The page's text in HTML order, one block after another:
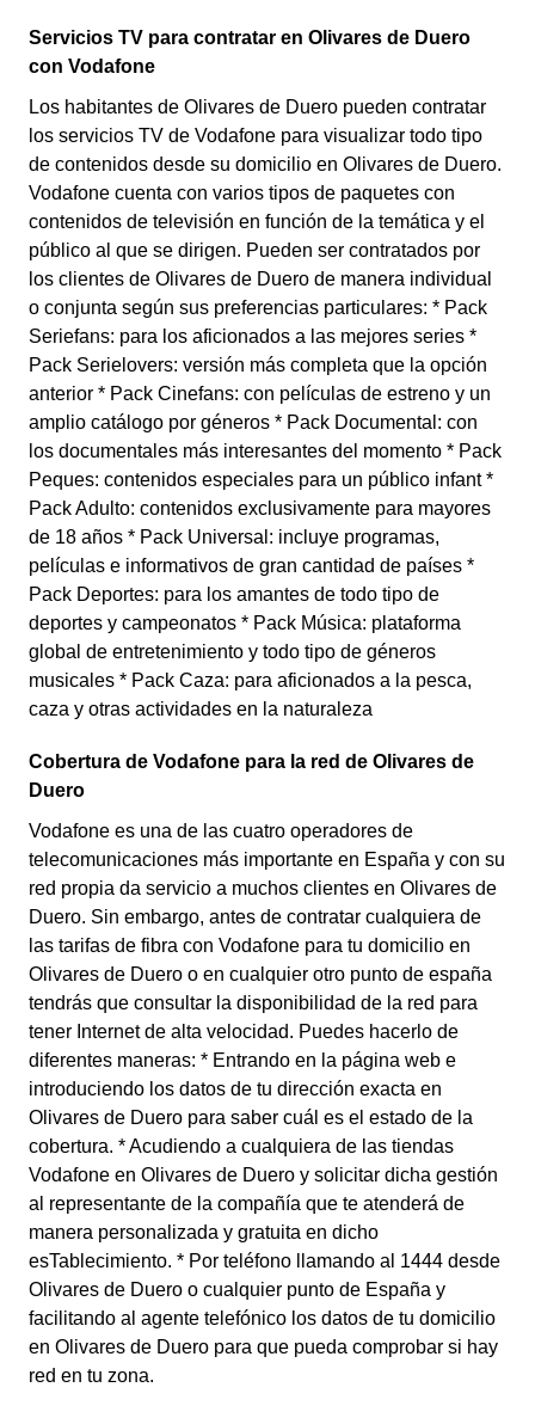
Servicios TV para contratar en Olivares de Duero
con Vodafone
Los habitantes de Olivares de Duero pueden contratar
los servicios TV de Vodafone para visualizar todo tipo
de contenidos desde su domicilio en Olivares de Duero.
Vodafone cuenta con varios tipos de paquetes con
contenidos de televisión en función de la temática y el
público al que se dirigen. Pueden ser contratados por
los clientes de Olivares de Duero de manera individual
o conjunta según sus preferencias particulares: * Pack
Seriefans: para los aficionados a las mejores series *
Pack Serielovers: versión más completa que la opción
anterior * Pack Cinefans: con películas de estreno y un
amplio catálogo por géneros * Pack Documental: con
los documentales más interesantes del momento * Pack
Peques: contenidos especiales para un público infant *
Pack Adulto: contenidos exclusivamente para mayores
de 18 años * Pack Universal: incluye programas,
películas e informativos de gran cantidad de países *
Pack Deportes: para los amantes de todo tipo de
deportes y campeonatos * Pack Música: plataforma
global de entretenimiento y todo tipo de géneros
musicales * Pack Caza: para aficionados a la pesca,
caza y otras actividades en la naturaleza
Cobertura de Vodafone para la red de Olivares de
Duero
Vodafone es una de las cuatro operadores de
telecomunicaciones más importante en España y con su
red propia da servicio a muchos clientes en Olivares de
Duero. Sin embargo, antes de contratar cualquiera de
las tarifas de fibra con Vodafone para tu domicilio en
Olivares de Duero o en cualquier otro punto de españa
tendrás que consultar la disponibilidad de la red para
tener Internet de alta velocidad. Puedes hacerlo de
diferentes maneras: * Entrando en la página web e
introduciendo los datos de tu dirección exacta en
Olivares de Duero para saber cuál es el estado de la
cobertura. * Acudiendo a cualquiera de las tiendas
Vodafone en Olivares de Duero y solicitar dicha gestión
al representante de la compañía que te atenderá de
manera personalizada y gratuita en dicho
esTablecimiento. * Por teléfono llamando al 1444 desde
Olivares de Duero o cualquier punto de España y
facilitando al agente telefónico los datos de tu domicilio
en Olivares de Duero para que pueda comprobar si hay
red en tu zona.